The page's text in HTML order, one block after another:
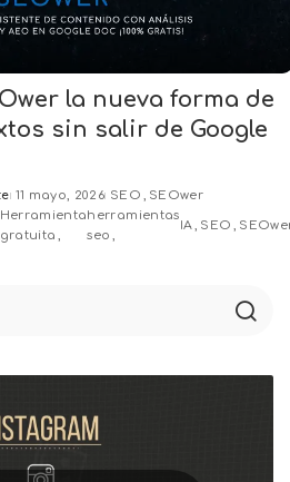
la nueva forma de
sin salir de Google
11 mayo, 2026 SEO SEOwer
Herramienta
gratuita
herramientas
seo
IA SEO